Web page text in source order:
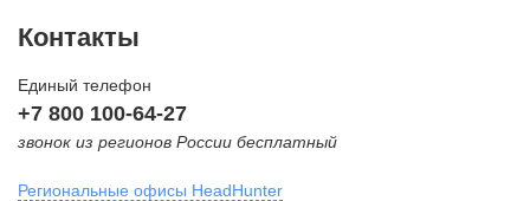
Контакты
Единый телефон
+7 800 100-64-27
звонок из регионов России бесплатный
Региональные офисы HeadHunter